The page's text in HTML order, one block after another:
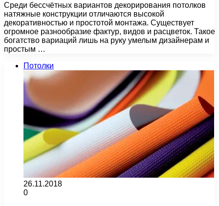
Среди бессчётных вариантов декорирования потолков
натяжные конструкции отличаются высокой
декоративностью и простотой монтажа. Существует
огромное разнообразие фактур, видов и расцветок. Такое
богатство вариаций лишь на руку умелым дизайнерам и
простым …
Потолки
26.11.2018
0